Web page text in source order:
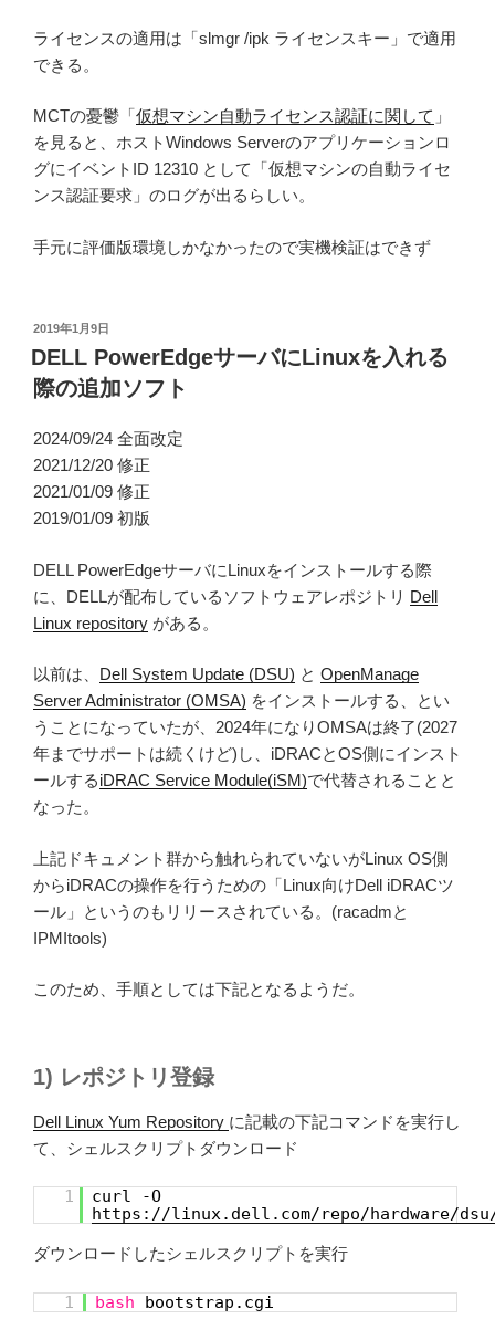
ライセンスの適用は「slmgr /ipk ライセンスキー」で適用
できる。
MCTの憂鬱「 仮想マシン自動ライセンス認証に関して 」
を見ると、ホストWindows Serverのアプリケーションロ
グにイベントID 12310 として「仮想マシンの自動ライセ
ンス認証要求」のログが出るらしい。
手元に評価版環境しかなかったので実機検証はできず
投
稿
日:
2019年1月9日
DELL PowerEdgeサーバにLinuxを入れる
際の追加ソフト
2024/09/24 全面改定
2021/12/20 修正
2021/01/09 修正
2019/01/09 初版
DELL PowerEdgeサーバにLinuxをインストールする際
に、DELLが配布しているソフトウェアレポジトリ Dell
Linux repository がある。
以前は、 Dell System Update (DSU) と OpenManage
Server Administrator (OMSA) をインストールする、とい
うことになっていたが、2024年になりOMSAは終了(2027
年までサポートは続くけど)し、iDRACとOS側にインスト
ールするiDRAC Service Module(iSM)で代替されることと
なった。
上記ドキュメント群から触れられていないがLinux OS側
からiDRACの操作を行うための「Linux向けDell iDRACツ
ール」というのもリリースされている。(racadmと
IPMItools)
このため、手順としては下記となるようだ。
1) レポジトリ登録
Dell Linux Yum Repository に記載の下記コマンドを実行し
て、シェルスクリプトダウンロード
1
curl -O
https://linux.dell.com/repo/hardware/
ダウンロードしたシェルスクリプトを実行
1 bash bootstrap.cgi